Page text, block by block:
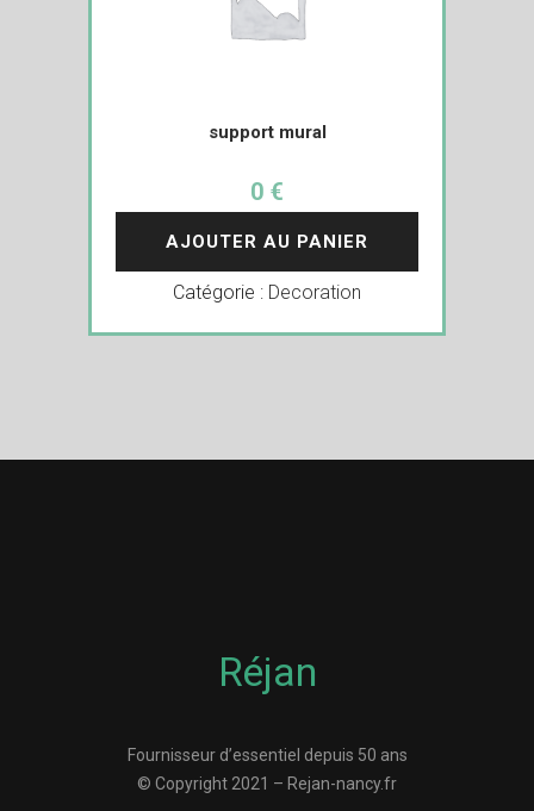
support mural
0 €
AJOUTER AU PANIER
Catégorie : Decoration
Réjan
Fournisseur d’essentiel depuis 50 ans
© Copyright 2021 – Rejan-nancy.fr